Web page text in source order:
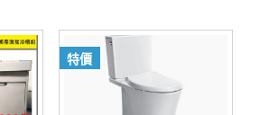
。
格：
NT$39,280。
NT$24,200。
特價